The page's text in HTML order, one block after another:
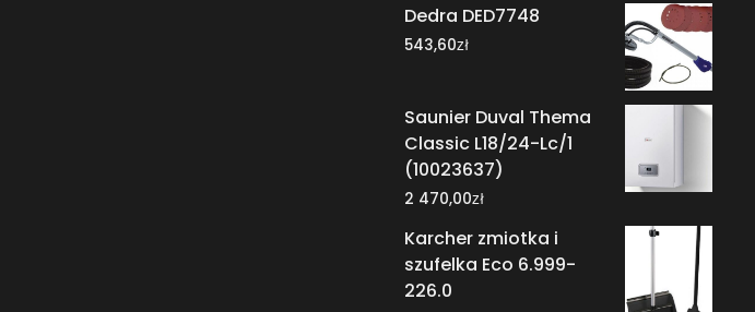
Dedra DED7748
543,60zł
Saunier Duval Thema
Classic L18/24-Lc/1
(10023637)
2 470,00zł
Karcher zmiotka i
szufelka Eco 6.999-
226.0